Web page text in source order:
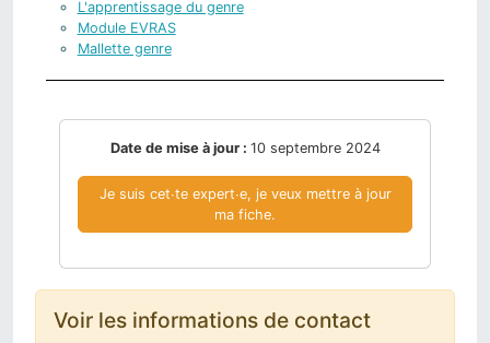
L'apprentissage du genre
Module EVRAS
Mallette genre
Date de mise à jour : 10 septembre 2024
Je suis cet∙te expert∙e, je veux mettre à jour
ma fiche.
Voir les informations de contact